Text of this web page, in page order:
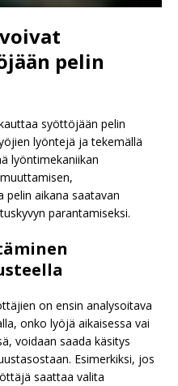
pelin
syöttöjään pelin
lyöntejä ja tekemällä
lyöntimekaniikan
aikana saatavan
parantamiseksi.
on ensin analysoitava
onko lyöjä aikaisessa vai
voidaan saada käsitys
Esimerkiksi, jos
saattaa valita